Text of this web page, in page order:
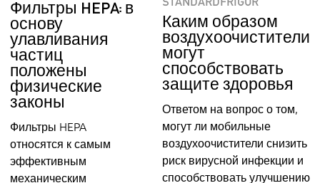
Фильтры HEPA: в
основу
улавливания
частиц
положены
физические
законы
Фильтры HEPA
относятся к самым
эффективным
механическим
Каким образом
воздухоочистители
могут
способствовать
защите здоровья
Ответом на вопрос о том,
могут ли мобильные
воздухоочистители снизить
риск вирусной инфекции и
способствовать улучшению